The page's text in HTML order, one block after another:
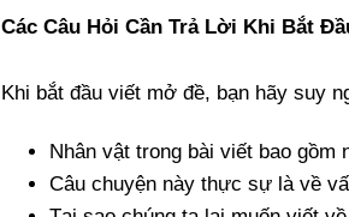
Các Câu Hỏi Cần Trả Lời Khi Bắt
Khi bắt đầu viết mở đề, bạn hãy suy
Nhân vật trong bài viết bao gồm
Câu chuyện này thực sự là về